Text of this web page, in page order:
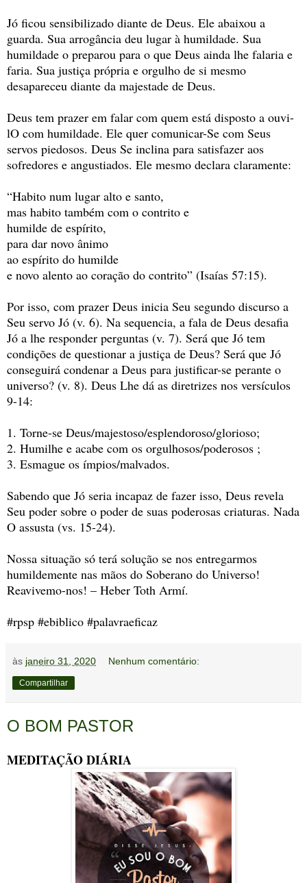
Jó ficou sensibilizado diante de Deus. Ele abaixou a
guarda. Sua arrogância deu lugar à humildade. Sua
humildade o preparou para o que Deus ainda lhe falaria e
faria. Sua justiça própria e orgulho de si mesmo
desapareceu diante da majestade de Deus.
Deus tem prazer em falar com quem está disposto a ouvi-
lO com humildade. Ele quer comunicar-Se com Seus
servos piedosos. Deus Se inclina para satisfazer aos
sofredores e angustiados. Ele mesmo declara claramente:
“Habito num lugar alto e santo,
mas habito também com o contrito e
humilde de espírito,
para dar novo ânimo
ao espírito do humilde
e novo alento ao coração do contrito” (Isaías 57:15).
Por isso, com prazer Deus inicia Seu segundo discurso a
Seu servo Jó (v. 6). Na sequencia, a fala de Deus desafia
Jó a lhe responder perguntas (v. 7). Será que Jó tem
condições de questionar a justiça de Deus? Será que Jó
conseguirá condenar a Deus para justificar-se perante o
universo? (v. 8). Deus Lhe dá as diretrizes nos versículos
9-14:
1. Torne-se Deus/majestoso/esplendoroso/glorioso;
2. Humilhe e acabe com os orgulhosos/poderosos ;
3. Esmague os ímpios/malvados.
Sabendo que Jó seria incapaz de fazer isso, Deus revela
Seu poder sobre o poder de suas poderosas criaturas. Nada
O assusta (vs. 15-24).
Nossa situação só terá solução se nos entregarmos
humildemente nas mãos do Soberano do Universo!
Reavivemo-nos! – Heber Toth Armí.
#rpsp #ebiblico #palavraeficaz
às janeiro 31, 2020 Nenhum comentário:
Compartilhar
O BOM PASTOR
MEDITAÇÃO DIÁRIA